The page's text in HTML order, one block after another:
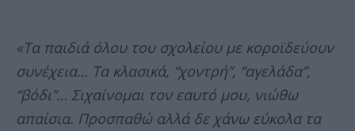
«Τα παιδιά όλου του σχολείου με κοροϊδεύουν
συνέχεια… Τα κλασικά, “χοντρή”, “αγελάδα”,
“βόδι”… Σιχαίνομαι τον εαυτό μου, νιώθω
απαίσια. Προσπαθώ αλλά δε χάνω εύκολα τα